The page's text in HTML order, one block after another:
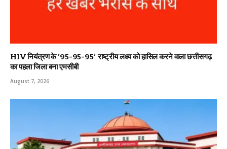
HIV नियंत्रण के ’95-95-95′ राष्ट्रीय लक्ष्य को हासिल करने वाला छत्तीसगढ़
का पहला जिला बना एमसीबी
August 7, 2026